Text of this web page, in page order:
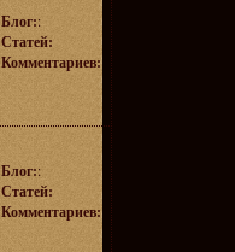
Блог::
Статей:
Комментариев:
Блог::
Статей:
Комментариев: